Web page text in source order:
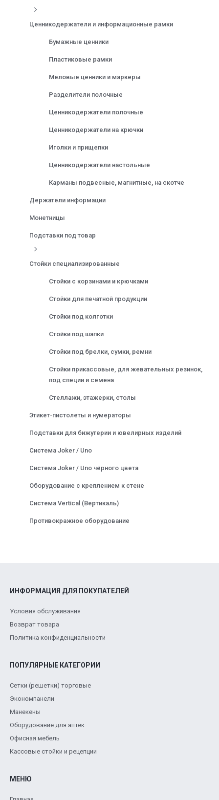
Ценникодержатели и информационные рамки
Бумажные ценники
Пластиковые рамки
Меловые ценники и маркеры
Разделители полочные
Ценникодержатели полочные
Ценникодержатели на крючки
Иголки и прищепки
Ценникодержатели настольные
Карманы подвесные, магнитные, на скотче
Держатели информации
Монетницы
Подставки под товар
Стойки специализированные
Стойки с корзинами и крючками
Стойки для печатной продукции
Стойки под колготки
Стойки под шапки
Стойки под брелки, сумки, ремни
Стойки прикассовые, для жевательных резинок,
под специи и семена
Стеллажи, этажерки, столы
Этикет-пистолеты и нумераторы
Подставки для бижутерии и ювелирных изделий
Система Joker / Uno
Система Joker / Uno чёрного цвета
Оборудование с креплением к стене
Система Vertical (Вертикаль)
Противокражное оборудование
ИНФОРМАЦИЯ ДЛЯ ПОКУПАТЕЛЕЙ
Условия обслуживания
Возврат товара
Политика конфиденциальности
ПОПУЛЯРНЫЕ КАТЕГОРИИ
Сетки (решетки) торговые
Экономпанели
Манекены
Оборудование для аптек
Офисная мебель
Кассовые стойки и рецепции
МЕНЮ